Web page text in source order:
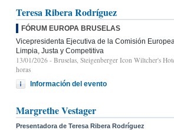
Teresa Ribera Rodríguez
FÓRUM EUROPA BRUSELAS
Vicepresidenta Ejecutiva de la Comisión
Limpia, Justa y Competitiva
13/01/2026 - Bruselas, Steigenberger Icon Wiltcher's
horas
Información del evento
Margrethe Vestager
Presentadora de Teresa Ribera Rodríguez